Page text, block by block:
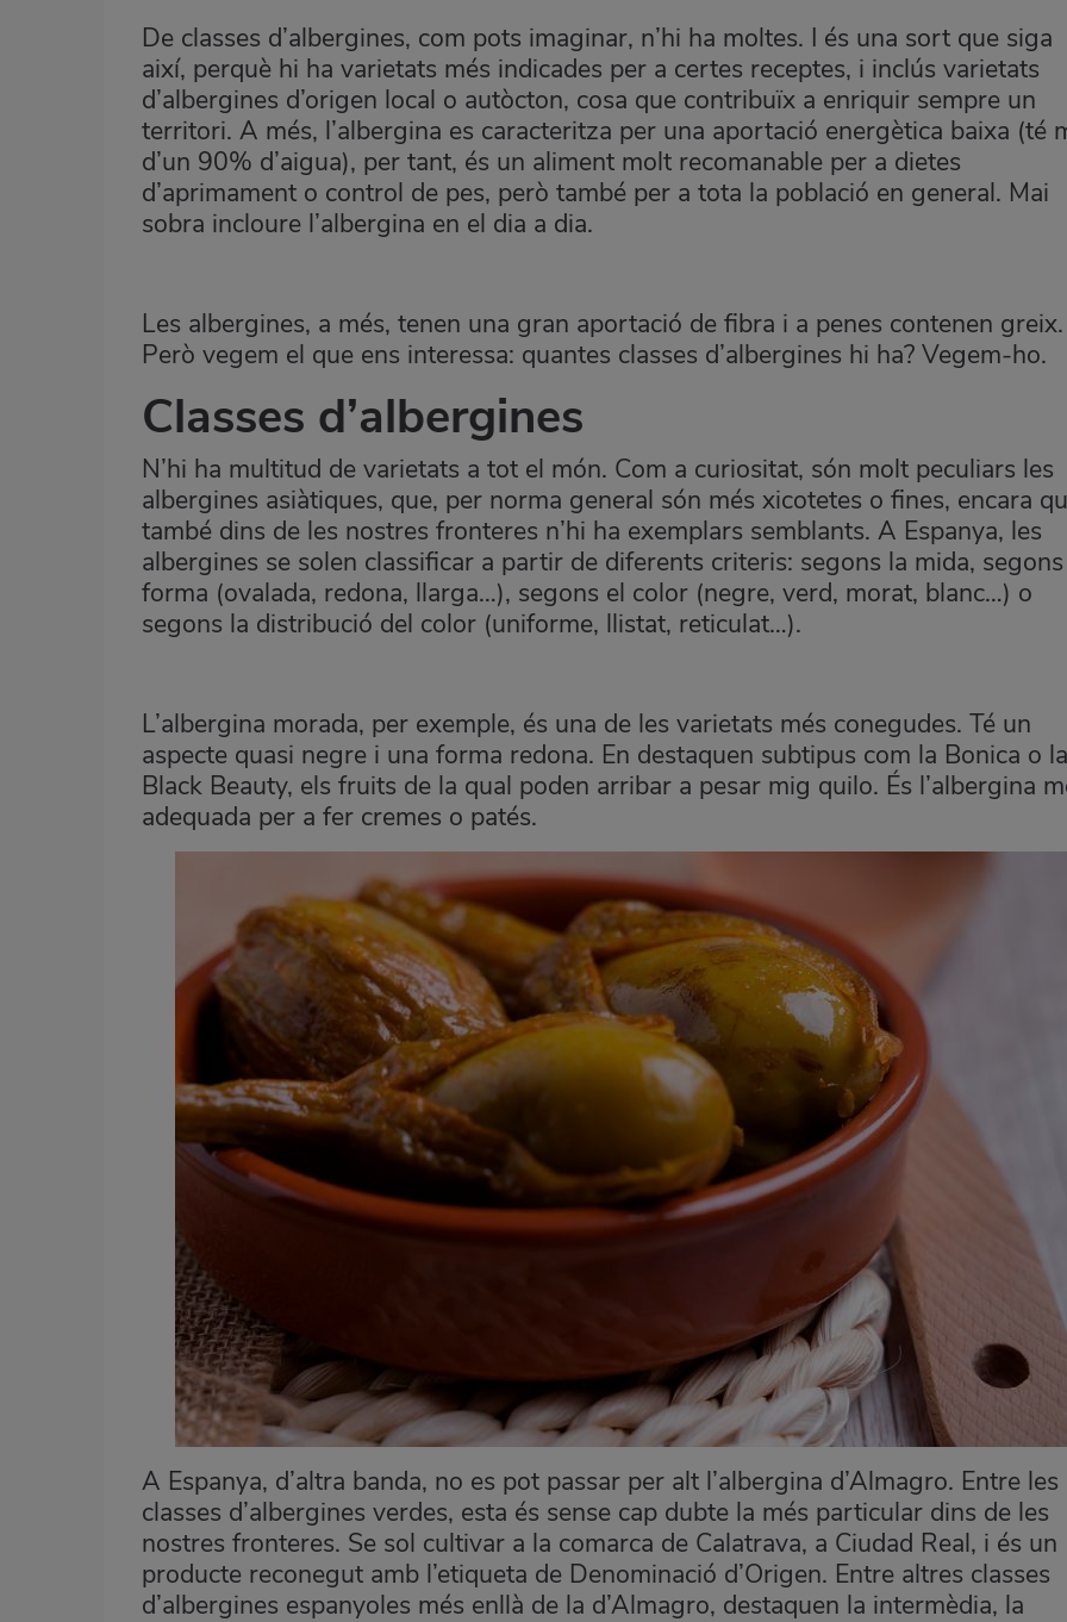
De classes d’albergines, com pots imaginar, n’hi ha moltes. I és una sort que siga
així, perquè hi ha varietats més indicades per a certes receptes, i inclús varietats
d’albergines d’origen local o autòcton, cosa que contribuïx a enriquir sempre un
territori. A més, l’albergina es caracteritza per una aportació energètica baixa (té
d’un 90% d’aigua), per tant, és un aliment molt recomanable per a dietes
d’aprimament o control de pes, però també per a tota la població en general. Mai
sobra incloure l’albergina en el dia a dia.
Les albergines, a més, tenen una gran aportació de fibra i a penes contenen greix.
Però vegem el que ens interessa: quantes classes d’albergines hi ha? Vegem-ho.
Classes d’albergines
N’hi ha multitud de varietats a tot el món. Com a curiositat, són molt peculiars les
albergines asiàtiques, que, per norma general són més xicotetes o fines, encara
també dins de les nostres fronteres n’hi ha exemplars semblants. A Espanya, les
albergines se solen classificar a partir de diferents criteris: segons la mida,
forma (ovalada, redona, llarga…), segons el color (negre, verd, morat, blanc…) o
segons la distribució del color (uniforme, llistat, reticulat…).
L’albergina morada, per exemple, és una de les varietats més conegudes. Té un
aspecte quasi negre i una forma redona. En destaquen subtipus com la Bonica o la
Black Beauty, els fruits de la qual poden arribar a pesar mig quilo. És l’albergina
adequada per a fer cremes o patés.
A Espanya, d’altra banda, no es pot passar per alt l’albergina d’Almagro. Entre les
classes d’albergines verdes, esta és sense cap dubte la més particular dins de les
nostres fronteres. Se sol cultivar a la comarca de Calatrava, a Ciudad Real, i és un
producte reconegut amb l’etiqueta de Denominació d’Origen. Entre altres classes
d’albergines espanyoles més enllà de la d’Almagro, destaquen la intermèdia, la